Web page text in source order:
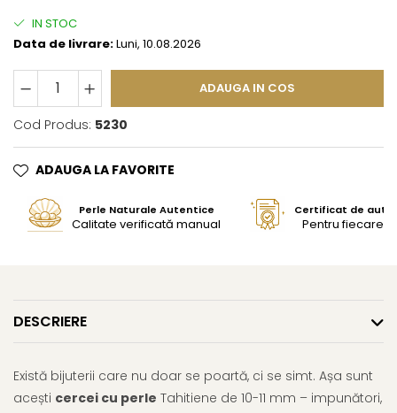
IN STOC
Data de livrare:Luni, 10.08.2026
ADAUGA IN COS
Cod Produs: 5230
ADAUGA LA FAVORITE
Perle Naturale Autentice
Calitate verificată manual
Certificat de
Pentru fiecare
DESCRIERE
Există bijuterii care nu doar se poartă, ci se simt. Așa sunt
acești cercei cu perle Tahitiene de 10-11 mm – impunători,